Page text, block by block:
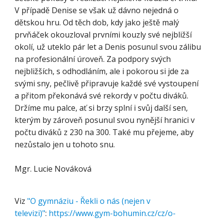
V případě Denise se však už dávno nejedná o
dětskou hru. Od těch dob, kdy jako ještě malý
prvňáček okouzloval prvními kouzly své nejbližší
okolí, už uteklo pár let a Denis posunul svou zálibu
na profesionální úroveň. Za podpory svých
nejbližších, s odhodláním, ale i pokorou si jde za
svými sny, pečlivě připravuje každé své vystoupení
a přitom překonává své rekordy v počtu diváků.
Držíme mu palce, ať si brzy splní i svůj další sen,
kterým by zároveň posunul svou nynější hranici v
počtu diváků z 230 na 300. Také mu přejeme, aby
nezůstalo jen u tohoto snu.
Mgr. Lucie Nováková
Viz "O gymnáziu - Řekli o nás (nejen v
televizi)": https://www.gym-bohumin.cz/cz/o-